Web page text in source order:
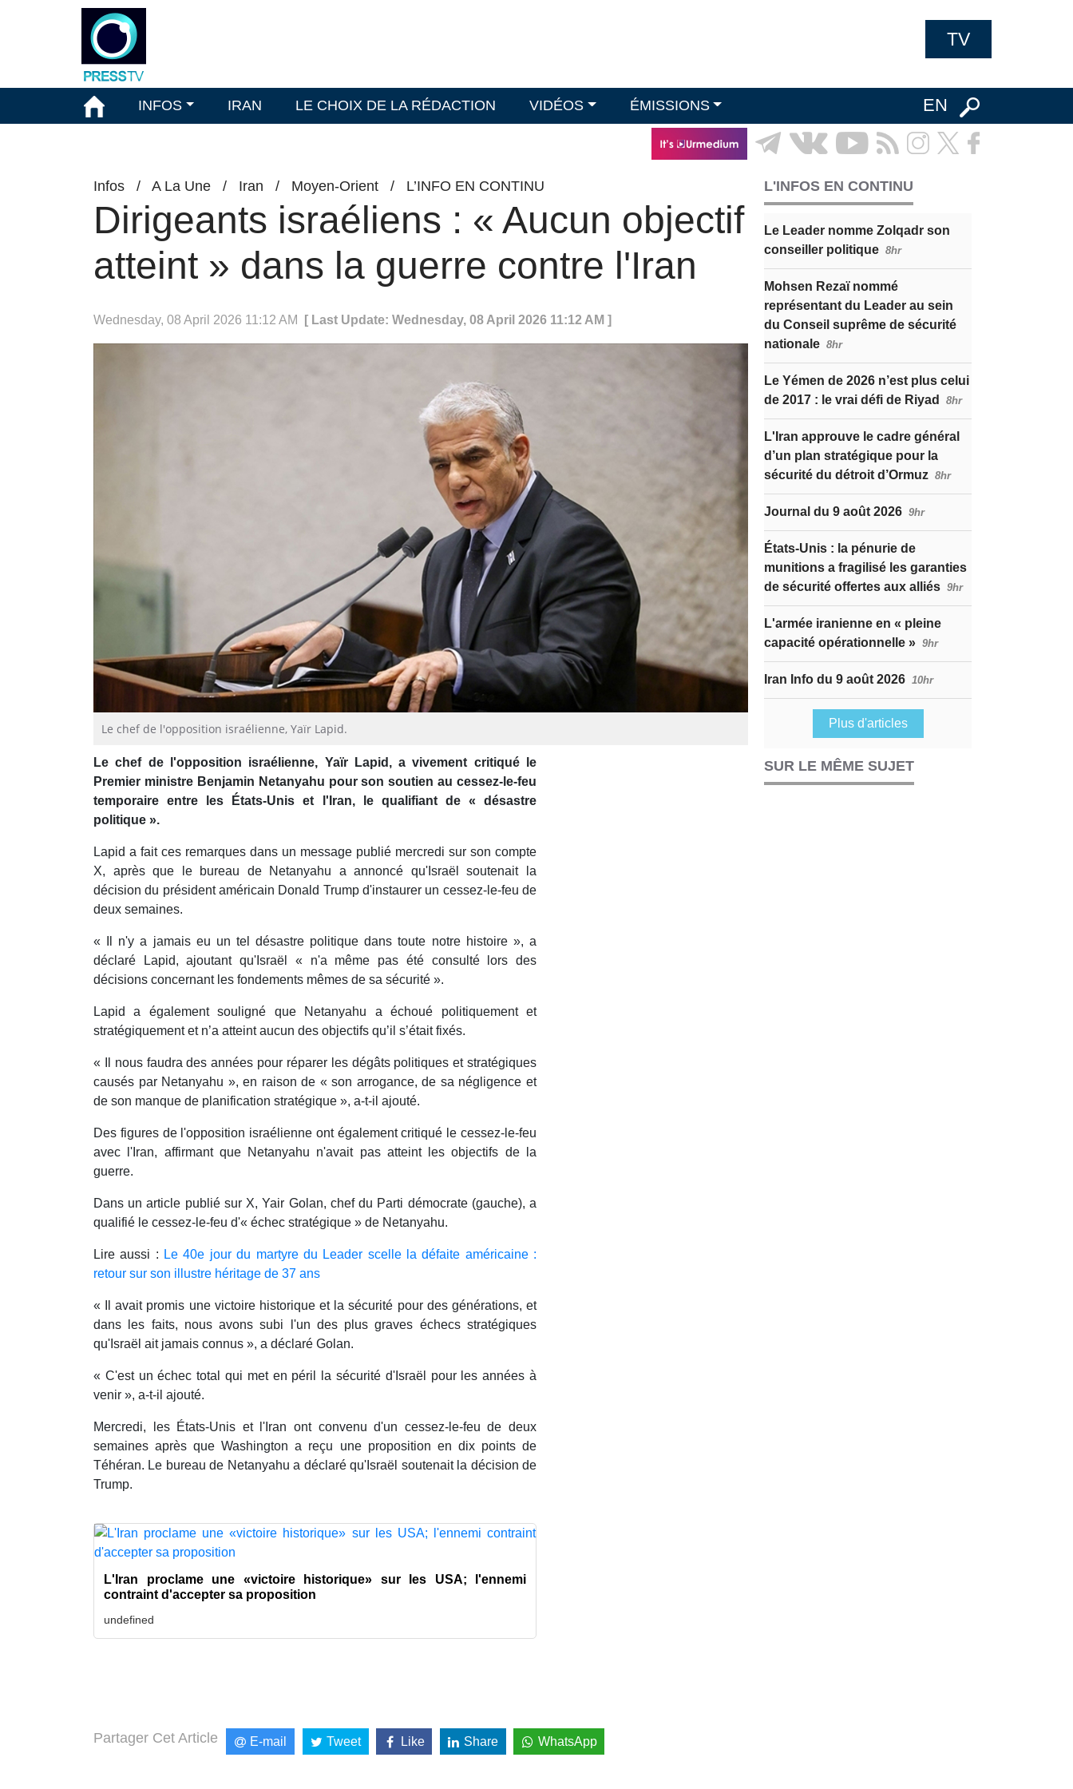
TV
INFOS IRAN LE CHOIX DE LA RÉDACTION VIDÉOS ÉMISSIONS EN
Infos / A La Une / Iran / Moyen-Orient / L’INFO EN CONTINU
Dirigeants israéliens : « Aucun objectif
atteint » dans la guerre contre l'Iran
Wednesday, 08 April 2026 11:12 AM [ Last Update: Wednesday, 08 April 2026 11:12 AM ]
Le chef de l'opposition israélienne, Yaïr Lapid.
Le chef de l'opposition israélienne, Yaïr Lapid, a vivement critiqué le
Premier ministre Benjamin Netanyahu pour son soutien au cessez-le-feu
temporaire entre les États-Unis et l'Iran, le qualifiant de « désastre
politique ».
Lapid a fait ces remarques dans un message publié mercredi sur son compte
X, après que le bureau de Netanyahu a annoncé qu'Israël soutenait la
décision du président américain Donald Trump d'instaurer un cessez-le-feu de
deux semaines.
« Il n'y a jamais eu un tel désastre politique dans toute notre histoire », a
déclaré Lapid, ajoutant qu'Israël « n'a même pas été consulté lors des
décisions concernant les fondements mêmes de sa sécurité ».
Lapid a également souligné que Netanyahu a échoué politiquement et
stratégiquement et n’a atteint aucun des objectifs qu’il s’était fixés.
« Il nous faudra des années pour réparer les dégâts politiques et stratégiques
causés par Netanyahu », en raison de « son arrogance, de sa négligence et
de son manque de planification stratégique », a-t-il ajouté.
Des figures de l'opposition israélienne ont également critiqué le cessez-le-feu
avec l'Iran, affirmant que Netanyahu n'avait pas atteint les objectifs de la
guerre.
Dans un article publié sur X, Yair Golan, chef du Parti démocrate (gauche), a
qualifié le cessez-le-feu d'« échec stratégique » de Netanyahu.
Lire aussi : Le 40e jour du martyre du Leader scelle la défaite américaine :
retour sur son illustre héritage de 37 ans
« Il avait promis une victoire historique et la sécurité pour des générations, et
dans les faits, nous avons subi l'un des plus graves échecs stratégiques
qu'Israël ait jamais connus », a déclaré Golan.
« C'est un échec total qui met en péril la sécurité d'Israël pour les années à
venir », a-t-il ajouté.
Mercredi, les États-Unis et l'Iran ont convenu d'un cessez-le-feu de deux
semaines après que Washington a reçu une proposition en dix points de
Téhéran. Le bureau de Netanyahu a déclaré qu'Israël soutenait la décision de
Trump.
L'Iran proclame une «victoire historique» sur les USA; l'ennemi
contraint d'accepter sa proposition
undefined
Partager Cet Article E-mail Tweet Like Share WhatsApp
L'INFOS EN CONTINU
Le Leader nomme Zolqadr son
conseiller politique 8hr
Mohsen Rezaï nommé
représentant du Leader au sein
du Conseil suprême de sécurité
nationale 8hr
Le Yémen de 2026 n’est plus celui
de 2017 : le vrai défi de Riyad
8hr
L'Iran approuve le cadre général
d’un plan stratégique pour la
sécurité du détroit d’Ormuz 8hr
Journal du 9 août 2026 9hr
États-Unis : la pénurie de
munitions a fragilisé les garanties
de sécurité offertes aux alliés 9hr
L'armée iranienne en « pleine
capacité opérationnelle » 9hr
Iran Info du 9 août 2026 10hr
Plus d'articles
SUR LE MÊME SUJET